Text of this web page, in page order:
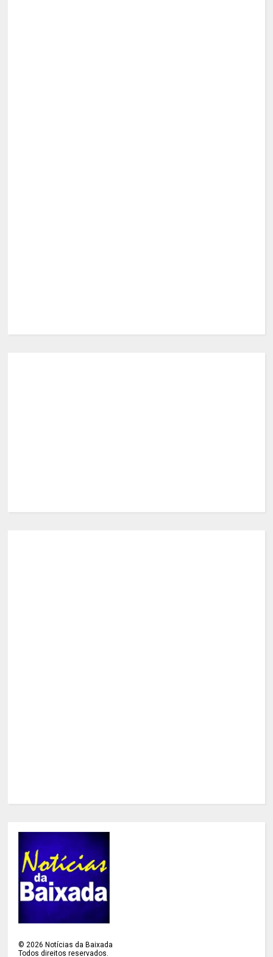
©2026 Notícias da Baixada
Todos direitos reservados.